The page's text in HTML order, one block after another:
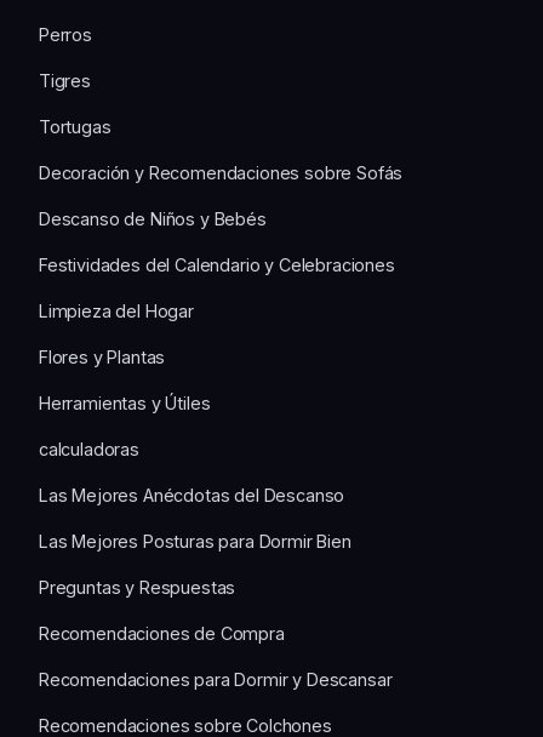
Perros
Tigres
Tortugas
Decoración y Recomendaciones sobre Sofás
Descanso de Niños y Bebés
Festividades del Calendario y Celebraciones
Limpieza del Hogar
Flores y Plantas
Herramientas y Útiles
calculadoras
Las Mejores Anécdotas del Descanso
Las Mejores Posturas para Dormir Bien
Preguntas y Respuestas
Recomendaciones de Compra
Recomendaciones para Dormir y Descansar
Recomendaciones sobre Colchones